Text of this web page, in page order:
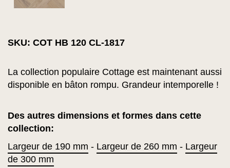
SKU: COT HB 120 CL-1817
La collection populaire Cottage est maintenant aussi
disponible en bâton rompu. Grandeur intemporelle !
Des autres dimensions et formes dans cette
collection:
Largeur de 190 mm - Largeur de 260 mm - Largeur
de 300 mm